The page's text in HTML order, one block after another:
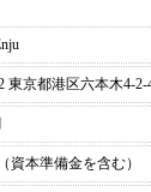
東京都港区六本木4-
資本準備金を含む）